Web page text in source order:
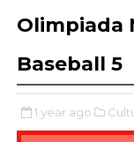
Olimpiada
Baseball 5
1 year ago